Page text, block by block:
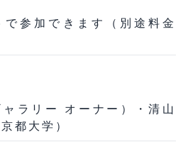
で参加できます（別途料金
ラリー オーナー）・清山
都大学）